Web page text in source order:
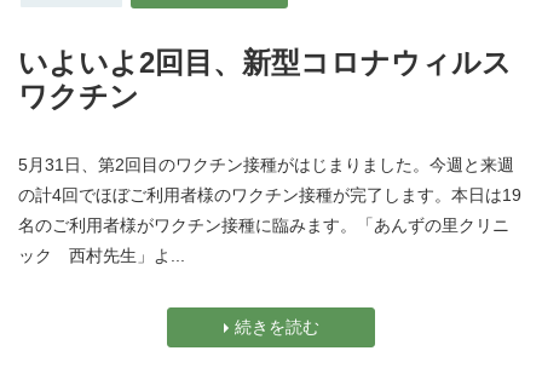
いよいよ2回目、新型コロナウィルス
ワクチン
5月31日、第2回目のワクチン接種がはじまりました。今週と来週
の計4回でほぼご利用者様のワクチン接種が完了します。本日は19
名のご利用者様がワクチン接種に臨みます。「あんずの里クリニ
ック 西村先生」よ...
続きを読む